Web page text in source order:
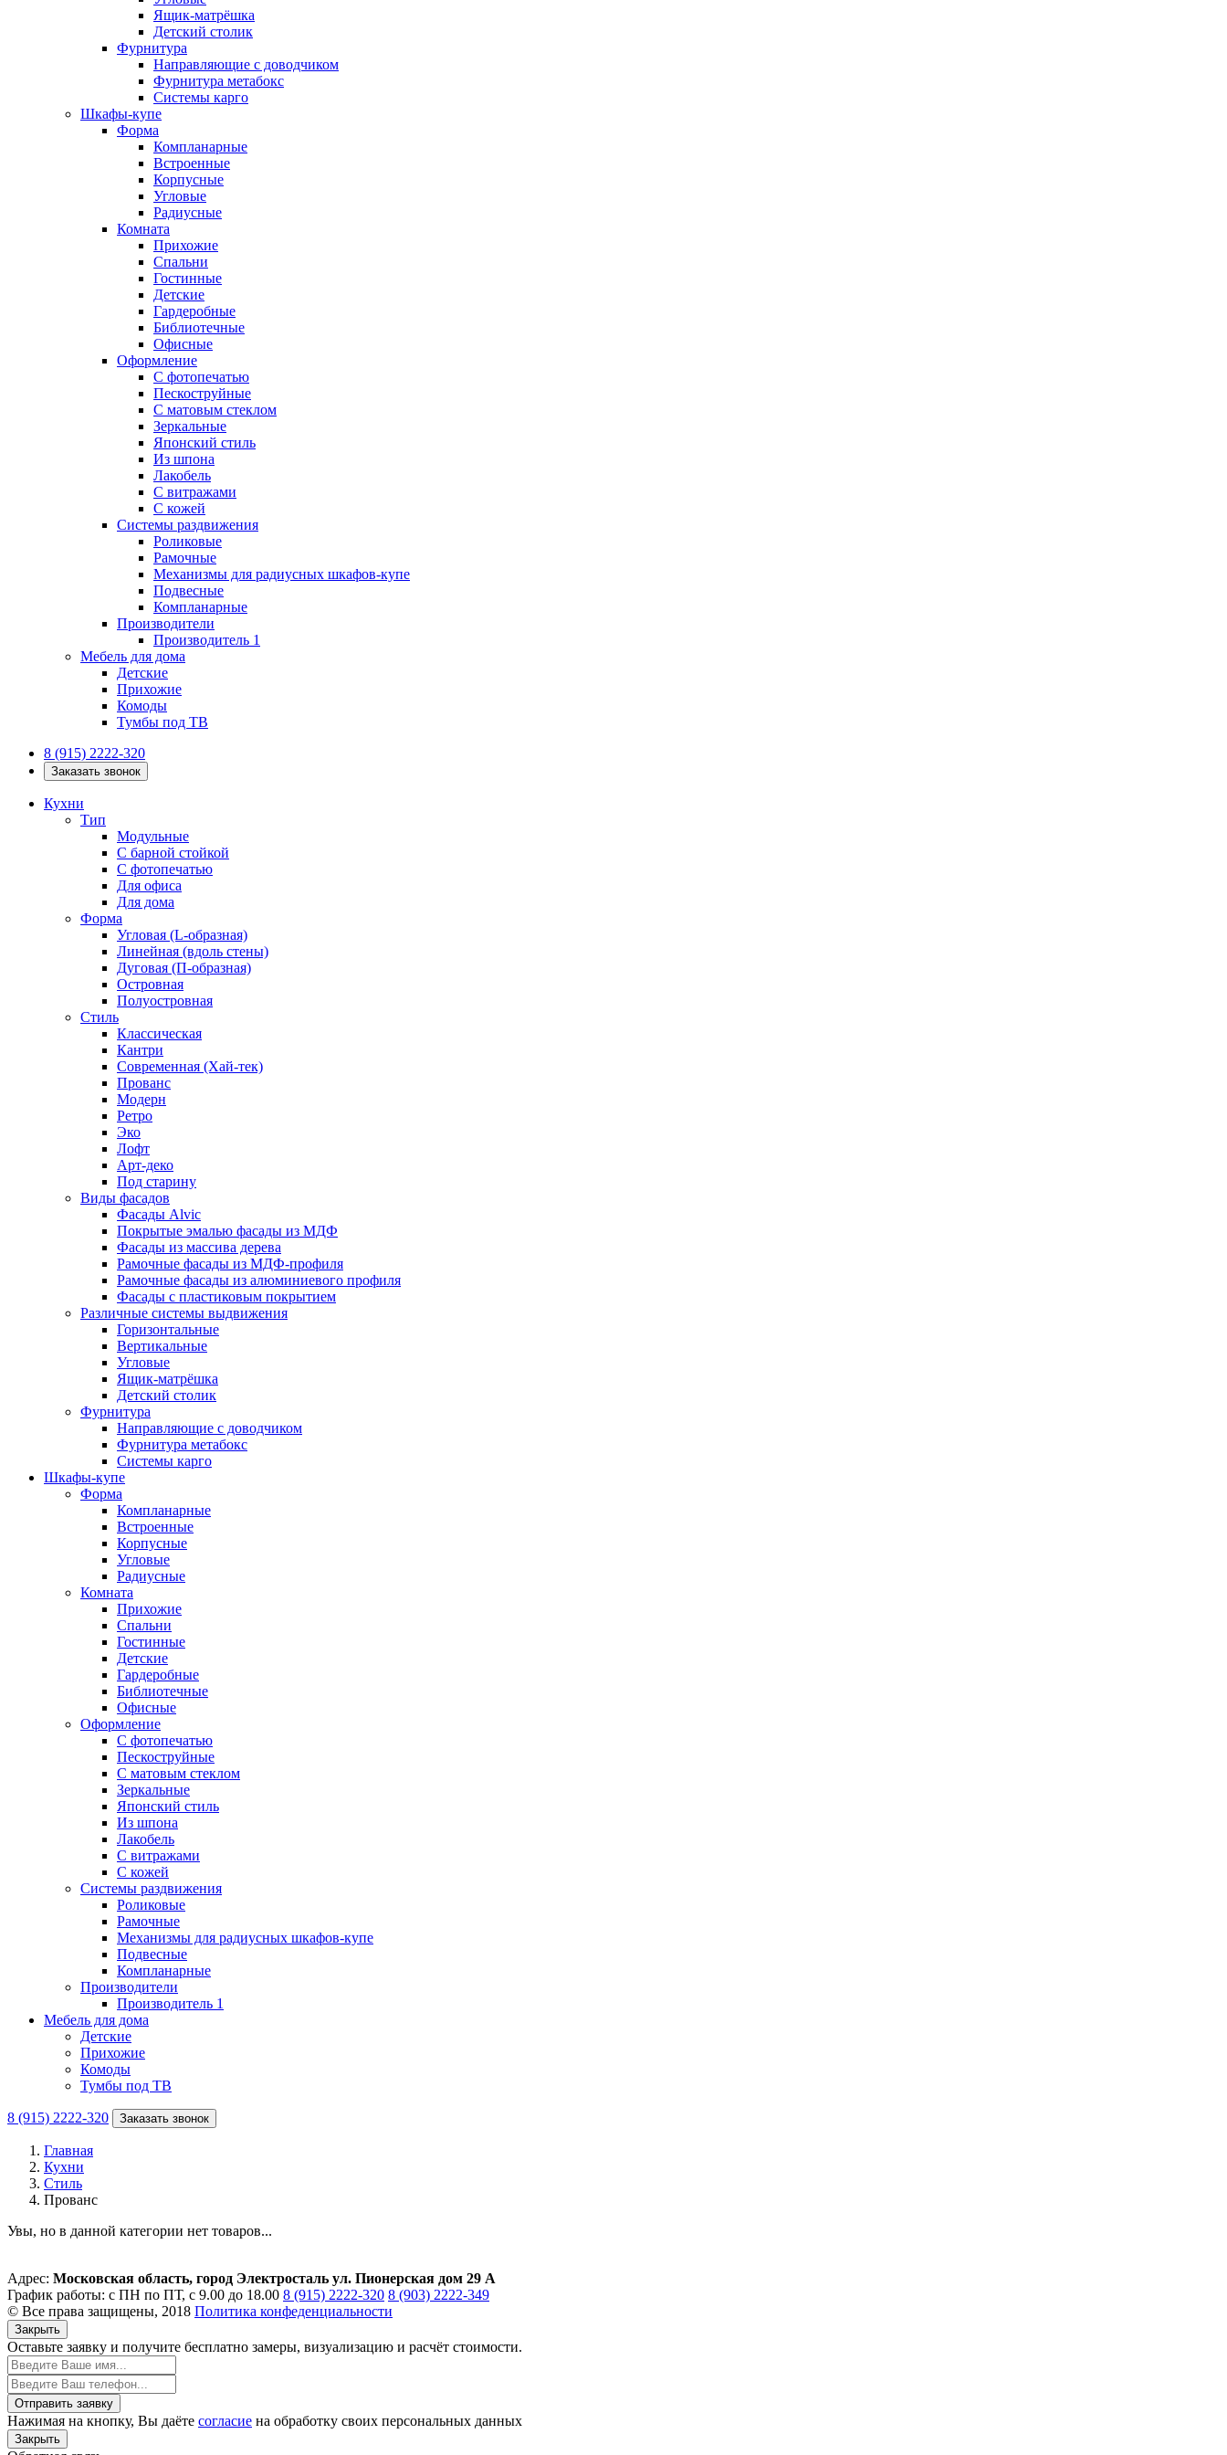
Ящик-матрёшка
Детский столик
Фурнитура
Направляющие с доводчиком
Фурнитура метабокс
Системы карго
Шкафы-купе
Форма
Компланарные
Встроенные
Корпусные
Угловые
Радиусные
Комната
Прихожие
Спальни
Гостинные
Детские
Гардеробные
Библиотечные
Офисные
Оформление
С фотопечатью
Пескоструйные
С матовым стеклом
Зеркальные
Японский стиль
Из шпона
Лакобель
С витражами
С кожей
Системы раздвижения
Роликовые
Рамочные
Механизмы для радиусных шкафов-купе
Подвесные
Компланарные
Производители
Производитель 1
Мебель для дома
Детские
Прихожие
Комоды
Тумбы под ТВ
8 (915) 2222-320
Заказать звонок
Кухни
Тип
Модульные
С барной стойкой
С фотопечатью
Для офиса
Для дома
Форма
Угловая (L-образная)
Линейная (вдоль стены)
Дуговая (П-образная)
Островная
Полуостровная
Стиль
Классическая
Кантри
Современная (Хай-тек)
Прованс
Модерн
Ретро
Эко
Лофт
Арт-деко
Под старину
Виды фасадов
Фасады Alvic
Покрытые эмалью фасады из МДФ
Фасады из массива дерева
Рамочные фасады из МДФ-профиля
Рамочные фасады из алюминиевого профиля
Фасады с пластиковым покрытием
Различные системы выдвижения
Горизонтальные
Вертикальные
Угловые
Ящик-матрёшка
Детский столик
Фурнитура
Направляющие с доводчиком
Фурнитура метабокс
Системы карго
Шкафы-купе
Форма
Компланарные
Встроенные
Корпусные
Угловые
Радиусные
Комната
Прихожие
Спальни
Гостинные
Детские
Гардеробные
Библиотечные
Офисные
Оформление
С фотопечатью
Пескоструйные
С матовым стеклом
Зеркальные
Японский стиль
Из шпона
Лакобель
С витражами
С кожей
Системы раздвижения
Роликовые
Рамочные
Механизмы для радиусных шкафов-купе
Подвесные
Компланарные
Производители
Производитель 1
Мебель для дома
Детские
Прихожие
Комоды
Тумбы под ТВ
8 (915) 2222-320 Заказать звонок
Главная
Кухни
Стиль
Прованс
Увы, но в данной категории нет товаров...
Адрес: Московская область, город Электросталь ул. Пионерская дом 29 А
График работы: с ПН по ПТ, с 9.00 до 18.00 8 (915) 2222-320 8 (903) 2222-349
© Все права защищены, 2018 Политика конфеденциальности
Закрыть
Оставьте заявку и получите бесплатно замеры, визуализацию и расчёт стоимости.
Отправить заявку
Нажимая на кнопку, Вы даёте согласие на обработку своих персональных данных
Закрыть